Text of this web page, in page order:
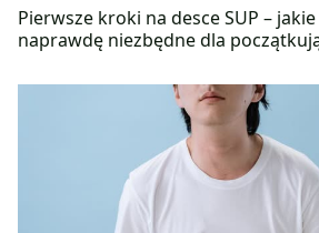
Pierwsze kroki na desce SUP –
naprawdę niezbędne dla